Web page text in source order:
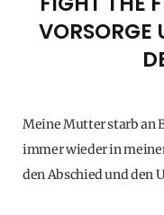
VORSORGE
Meine Mutter starb an
immer wieder in
den Abschied und den